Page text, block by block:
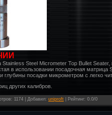
Stainless Steel Micrometer Top Bullet Seater,
в использовании посадочная
глубины посадки микрометром с легко
других калибров.
: 1174 | Добавил: uniproft Рейтинг: 0.0/0